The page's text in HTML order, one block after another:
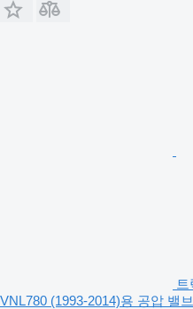
VNL780 (1993-2014)용 공압 밸